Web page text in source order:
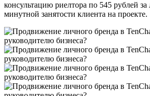
консультацию риелтора по 545 рублей
минутной занятости клиента на проекте.